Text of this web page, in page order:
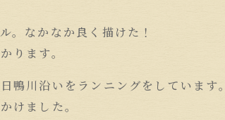
。なかなか良く描けた！
ります。
鴨川沿いをランニングをしています。
けました。